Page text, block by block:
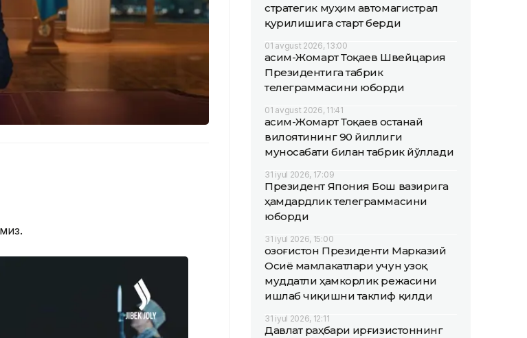
стратегик муҳим автомагистрал
қурилишига старт берди
01 avgust 2026, 13:00
Қасим-Жомарт Тоқаев Швейцария
Президентига табрик
телеграммасини юборди
01 avgust 2026, 11:41
Қасим-Жомарт Тоқаев Қостанай
вилоятининг 90 йиллиги
муносабати билан табрик йўллади
31 iyul 2026, 17:09
Президент Япония Бош вазирига
ҳамдардлик телеграммасини
юборди
31 iyul 2026, 15:00
Қозоғистон Президенти Марказий
Осиё мамлакатлари учун узоқ
муддатли ҳамкорлик режасини
ишлаб чиқишни таклиф қилди
31 iyul 2026, 12:11
Давлат раҳбари Қирғизистоннинг